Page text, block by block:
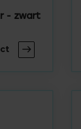
- zwart